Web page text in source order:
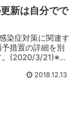
新は自分でで
染症対策に関連す
措置の詳細を別
。(2020/3/21)※以
2018.12.13